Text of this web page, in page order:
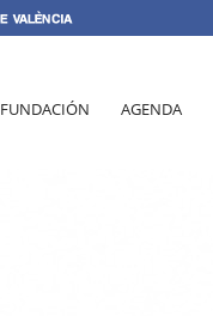
FUNDACIÓN AGENDA